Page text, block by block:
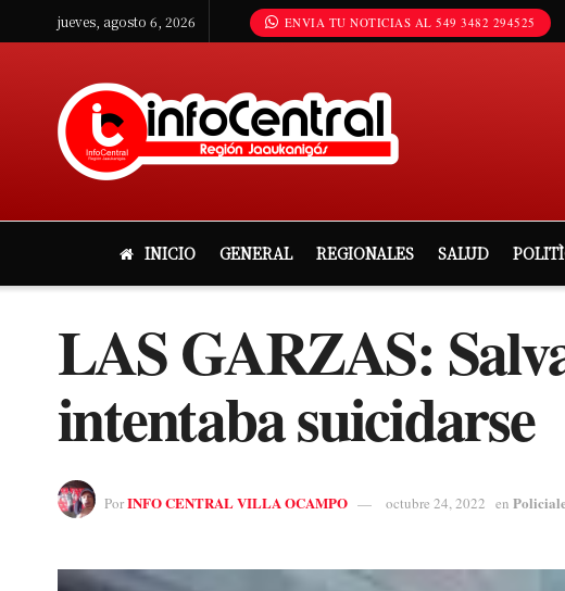
jueves, agosto 6, 2026 ENVIA TU NOTICIAS AL 549 3482 294525
INICIO GENERAL REGIONALES SALUD
LAS GARZAS:
intentaba suicidarse
PorINFO CENTRAL VILLA OCAMPO octubre 24, 2022 en